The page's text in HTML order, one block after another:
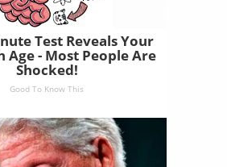
Test Reveals Your
Age - Most People Are
Shocked!
Good To Know This